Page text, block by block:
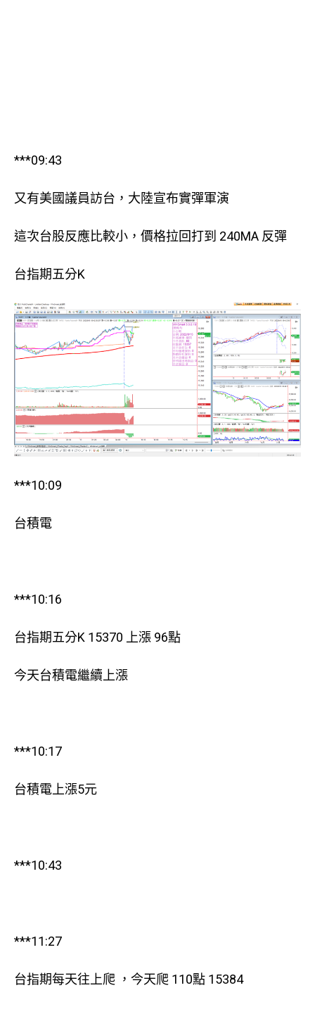
***09:43
又有美國議員訪台，大陸宣布實彈軍演
這次台股反應比較小，價格拉回打到 240MA 反彈
台指期五分K
***10:09
台積電
***10:16
台指期五分K 15370 上漲 96點
今天台積電繼續上漲
***10:17
台積電上漲5元
***10:43
***11:27
台指期每天往上爬 ，今天爬 110點 15384